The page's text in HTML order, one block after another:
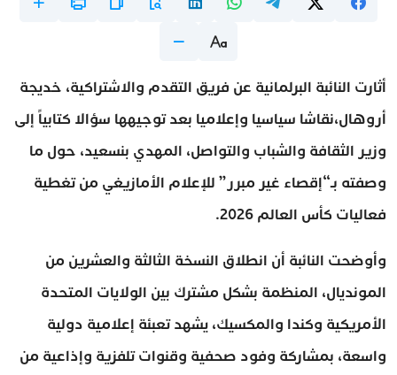
أثارت النائبة البرلمانية عن فريق التقدم والاشتراكية، خديجة
أروهال،نقاشا سياسيا وإعلاميا بعد توجيهها سؤالا كتابياً إلى
وزير الثقافة والشباب والتواصل، المهدي بنسعيد، حول ما
وصفته بـ“إقصاء غير مبرر” للإعلام الأمازيغي من تغطية
فعاليات كأس العالم 2026.
وأوضحت النائبة أن انطلاق النسخة الثالثة والعشرين من
المونديال، المنظمة بشكل مشترك بين الولايات المتحدة
الأمريكية وكندا والمكسيك، يشهد تعبئة إعلامية دولية
واسعة، بمشاركة وفود صحفية وقنوات تلفزية وإذاعية من